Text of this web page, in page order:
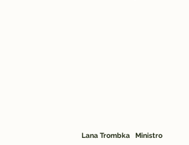
Lana Trombka   Ministro